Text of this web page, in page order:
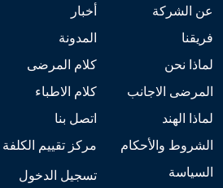
عن الشركة
فريقنا
لماذا نحن
المرضى الاجانب
لماذا الهند
الشروط والأحكام
السياسة
أخبار
المدونة
كلام المرضى
كلام الاطباء
اتصل بنا
مركز تقييم الكلفة
تسجيل الدخول